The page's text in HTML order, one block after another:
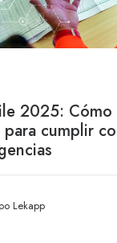
2025: Cómo
cumplir
Lekapp